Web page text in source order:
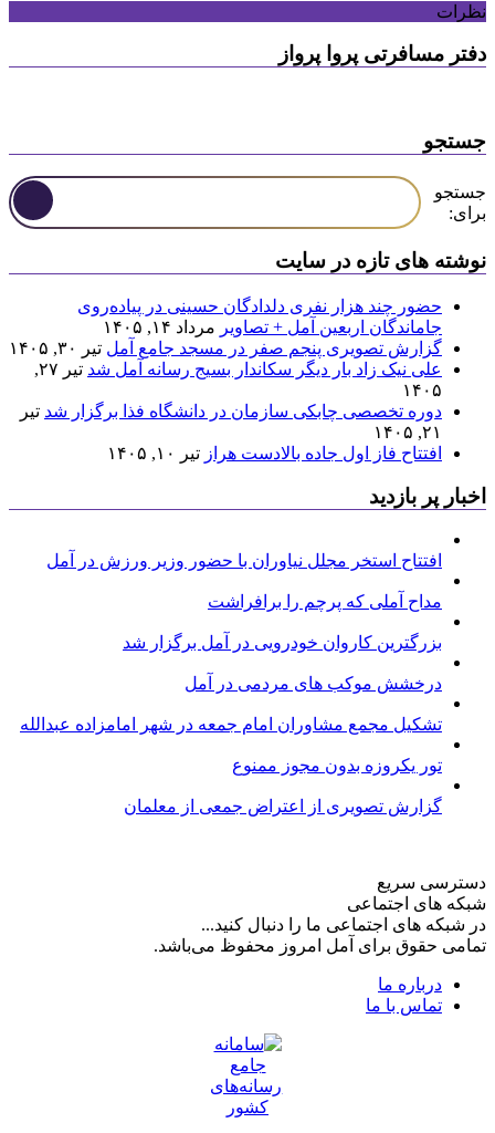
نظرات
دفتر مسافرتی پروا پرواز
جستجو
جستجو
برای:
نوشته های تازه در سایت
حضور چند هزار نفری دلدادگان حسینی در پیاده‌روی
جاماندگان اربعین آمل + تصاویر مرداد ۱۴, ۱۴۰۵
گزارش تصویری پنجم صفر در مسجد جامع آمل تیر ۳۰, ۱۴۰۵
علی نیک زاد بار دیگر سکاندار بسیج رسانه آمل شد
تیر ۲۷,
۱۴۰۵
دوره تخصصی چابکی سازمان در دانشگاه فذا برگزار شد تیر
۲۱, ۱۴۰۵
افتتاح فاز اول جاده بالادست هراز تیر ۱۰, ۱۴۰۵
اخبار پر بازدید
افتتاح استخر مجلل نیاوران با حضور وزیر ورزش در آمل
مداح آملی که پرچم را برافراشت
بزرگترین کاروان خودرویی در آمل برگزار شد
درخشش موکب های مردمی در آمل
تشکیل مجمع مشاوران امام جمعه در شهر امامزاده عبدالله
تور یکروزه بدون مجوز ممنوع
گزارش تصویری از اعتراض جمعی از معلمان
دسترسی سریع
شبکه های اجتماعی
در شبکه های اجتماعی ما را دنبال کنید...
تمامی حقوق برای آمل امروز محفوظ می‌باشد.
درباره ما
تماس با ما